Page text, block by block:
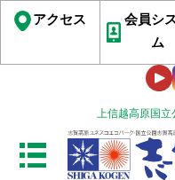
上信越高原国
アクセス
会員シ
ム